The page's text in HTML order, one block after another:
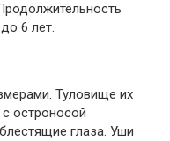
6 лет.
Туловище их
с остроносой
глаза. Уши